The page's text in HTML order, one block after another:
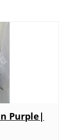
Purple|